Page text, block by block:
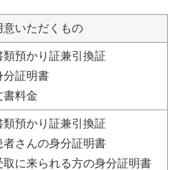
意いただくもの
類預かり証兼引換証
分証明書
書料金
類預かり証兼引換証
者さんの身分証明書
取に来られる方の身分証明書